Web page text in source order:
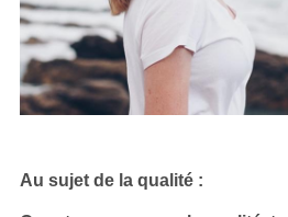
Au sujet de la qualité :